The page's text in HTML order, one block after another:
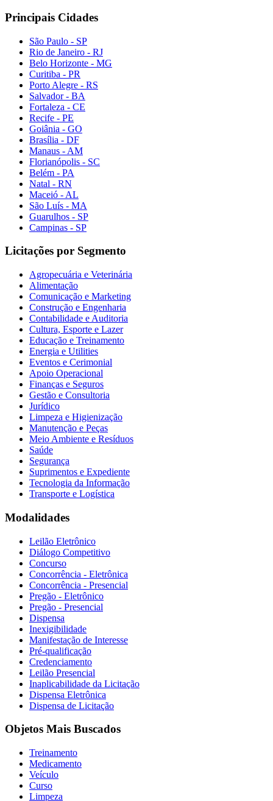
Principais Cidades
São Paulo - SP
Rio de Janeiro - RJ
Belo Horizonte - MG
Curitiba - PR
Porto Alegre - RS
Salvador - BA
Fortaleza - CE
Recife - PE
Goiânia - GO
Brasília - DF
Manaus - AM
Florianópolis - SC
Belém - PA
Natal - RN
Maceió - AL
São Luís - MA
Guarulhos - SP
Campinas - SP
Licitações por Segmento
Agropecuária e Veterinária
Alimentação
Comunicação e Marketing
Construção e Engenharia
Contabilidade e Auditoria
Cultura, Esporte e Lazer
Educação e Treinamento
Energia e Utilities
Eventos e Cerimonial
Apoio Operacional
Finanças e Seguros
Gestão e Consultoria
Jurídico
Limpeza e Higienização
Manutenção e Peças
Meio Ambiente e Resíduos
Saúde
Segurança
Suprimentos e Expediente
Tecnologia da Informação
Transporte e Logística
Modalidades
Leilão Eletrônico
Diálogo Competitivo
Concurso
Concorrência - Eletrônica
Concorrência - Presencial
Pregão - Eletrônico
Pregão - Presencial
Dispensa
Inexigibilidade
Manifestação de Interesse
Pré-qualificação
Credenciamento
Leilão Presencial
Inaplicabilidade da Licitação
Dispensa Eletrônica
Dispensa de Licitação
Objetos Mais Buscados
Treinamento
Medicamento
Veículo
Curso
Limpeza